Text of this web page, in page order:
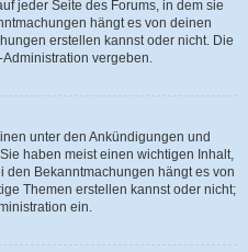
jeder Seite des Forums, in dem sie
hängt es von deinen
erstellen kannst oder nicht. Die
vergeben.
unter den Ankündigungen und
haben meist einen wichtigen Inhalt,
Bekanntmachungen hängt es von
Themen erstellen kannst oder nicht;
ein.